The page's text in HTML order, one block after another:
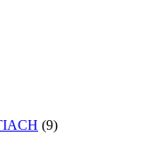
(9)